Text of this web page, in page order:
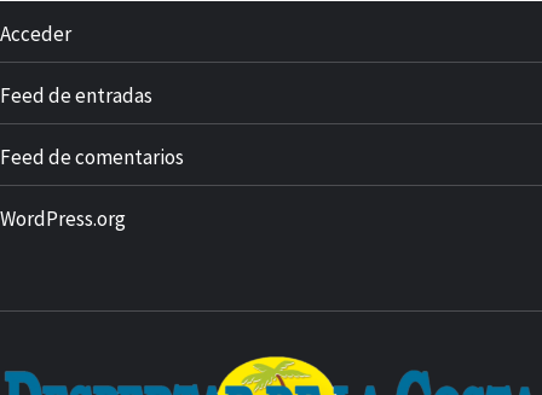
Acceder
Feed de entradas
Feed de comentarios
WordPress.org